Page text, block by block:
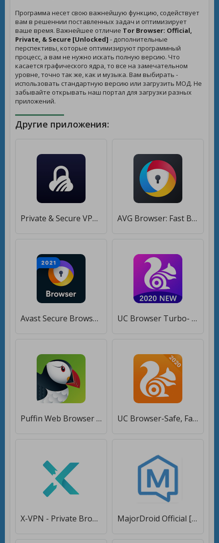
Программа несет свою важнейшую функцию, содействует
вам в решеннии поставленных задач и оптимизирует
ваше время. Важнейшее отличие Tor Browser: Official,
Private, & Secure [Unlocked] - дополнительные
перспективы, которые оптимизируют программный
процесс, а вам не нужно искать полную версию. Что
касается графического ядра, то все на замечательном
уровне, точно так же, как и музыка. Вам выбирать -
использовать стандартную версию или загрузить МОД. Не
забывайте открывать наш портал для загрузки разных
приложений.
Другие приложения:
Private & Secure VPN: TorGuard [Unlocked] AVG Browser: Fast Browser + VPN & Ad Block [Без рекламы]
Avast Secure Browser: Fast VPN + Ad Block [Unlocked] UC Browser Turbo- Fast Download, Secure, Ad Block [Без рекламы]
Puffin Web Browser [Unlocked] UC Browser-Safe, Fast, Private [Без рекламы]
X-VPN - Private Browser VPN [Без рекламы] MajorDroid Official [Premium]